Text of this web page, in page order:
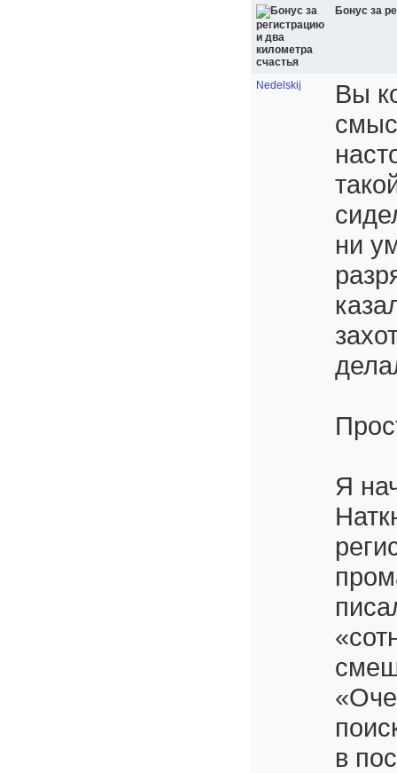
Бонус за
Nedelskij
Вы
ни
Я
в